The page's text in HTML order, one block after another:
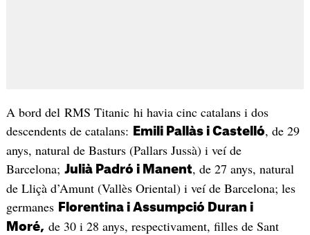
A bord del RMS Titanic hi havia cinc catalans i dos
descendents de catalans:
Emili Pallàs i Castelló, de 29
anys, natural de Basturs (Pallars Jussà) i veí de
Barcelona; Julià Padró i Manent, de 27 anys, natural
de Lliçà d’Amunt (Vallès Oriental) i veí de Barcelona; les
germanes Florentina i Assumpció Duran i
Moré, de 30 i 28 anys, respectivament, filles de Sant